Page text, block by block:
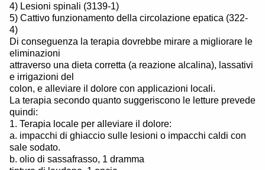
4) Lesioni spinali (3139-1)
5) Cattivo funzionamento della circolazione epatica (322-
4)
Di conseguenza la terapia dovrebbe mirare a migliorare le
eliminazioni
attraverso una dieta corretta (a reazione alcalina), lassativi
e irrigazioni del
colon, e alleviare il dolore con applicazioni locali.
La terapia secondo quanto suggeriscono le letture prevede
quindi:
1. Terapia locale per alleviare il dolore:
a. impacchi di ghiaccio sulle lesioni o impacchi caldi con
sale sodato.
b. olio di sassafrasso, 1 dramma